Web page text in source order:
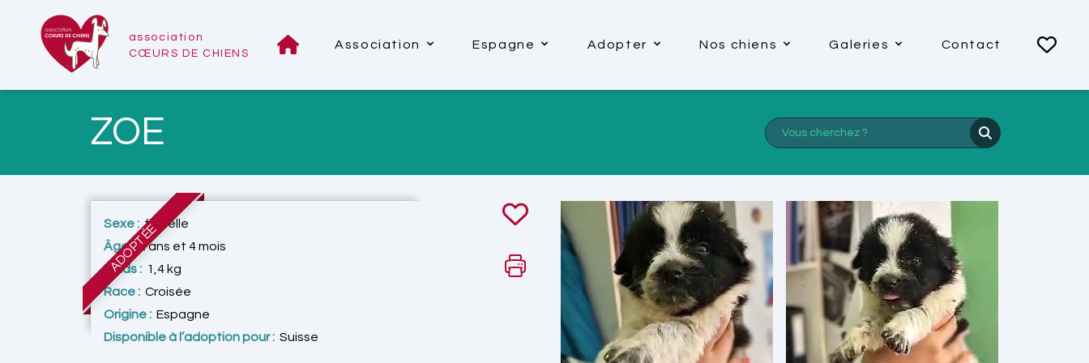
association
CŒURS DE CHIENS
Association Espagne Adopter Nos chiens Galeries Contact
ZOE
ADOPTÉE
Sexe : femelle
Âge :2 ans et 4 mois
Poids : 1,4 kg
Race : Croisée
Origine : Espagne
Disponible à l’adoption pour : Suisse